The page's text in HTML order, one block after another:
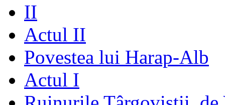
II
Actul II
Povestea lui Harap-Alb
Actul I